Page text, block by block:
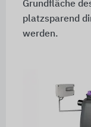
Grundfläche
platzsparend
werden.